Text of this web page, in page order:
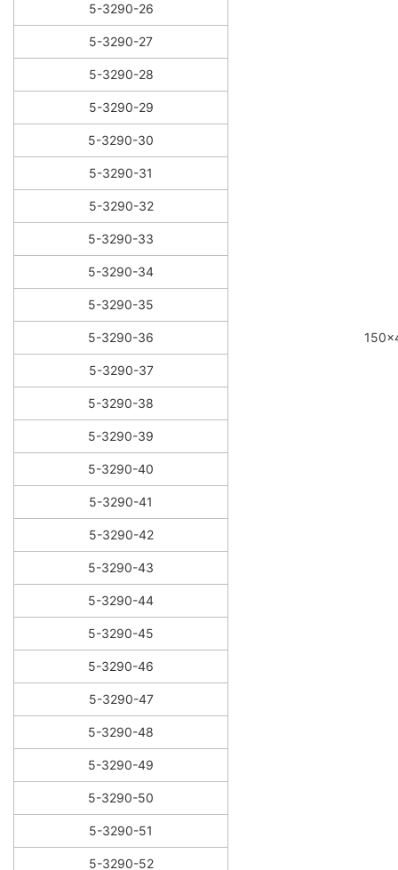
5-3290-26
5-3290-27
5-3290-28
5-3290-29
5-3290-30
5-3290-31
5-3290-32
5-3290-33
5-3290-34
5-3290-35
5-3290-36
5-3290-37
5-3290-38
5-3290-39
5-3290-40
5-3290-41
5-3290-42
5-3290-43
5-3290-44
5-3290-45
5-3290-46
5-3290-47
5-3290-48
5-3290-49
5-3290-50
5-3290-51
5-3290-52